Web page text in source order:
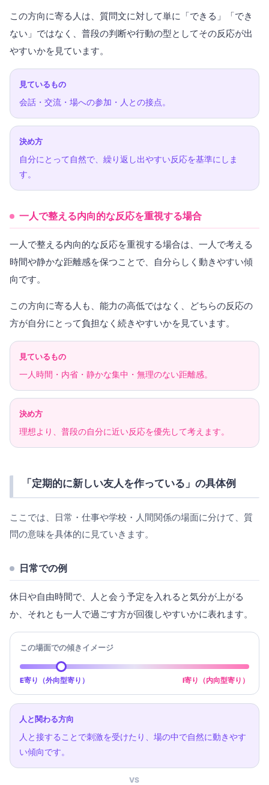
この方向に寄る人は、質問文に対して単に「できる」「でき
ない」ではなく、普段の判断や行動の型としてその反応が出
やすいかを見ています。
見ているもの
会話・交流・場への参加・人との接点。
決め方
自分にとって自然で、繰り返し出やすい反応を基準にしま
す。
一人で整える内向的な反応を重視する場合
一人で整える内向的な反応を重視する場合は、一人で考える
時間や静かな距離感を保つことで、自分らしく動きやすい傾
向です。
この方向に寄る人も、能力の高低ではなく、どちらの反応の
方が自分にとって負担なく続きやすいかを見ています。
見ているもの
一人時間・内省・静かな集中・無理のない距離感。
決め方
理想より、普段の自分に近い反応を優先して考えます。
「定期的に新しい友人を作っている」の具体例
ここでは、日常・仕事や学校・人間関係の場面に分けて、質
問の意味を具体的に見ていきます。
日常での例
休日や自由時間で、人と会う予定を入れると気分が上がる
か、それとも一人で過ごす方が回復しやすいかに表れます。
この場面での傾きイメージ
E寄り（外向型寄り） I寄り（内向型寄り）
人と関わる方向
人と接することで刺激を受けたり、場の中で自然に動きやす
い傾向です。
VS